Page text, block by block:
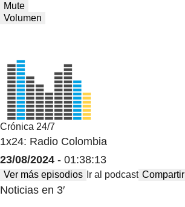
Mute
Volumen
Crónica 24/7
1x24: Radio Colombia
23/08/2024 - 01:38:13
Ver más episodios Ir al podcast Compartir
Noticias en 3′